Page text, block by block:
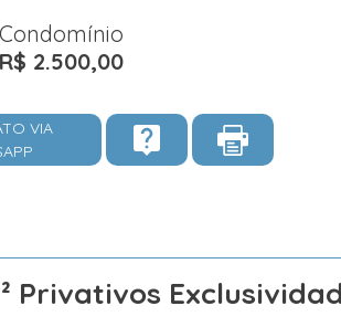
Condomínio
R$ 2.500,00
VIA
Privativos